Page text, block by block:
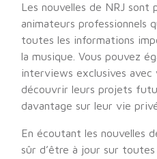
Les nouvelles de NRJ sont
animateurs professionnels
toutes les informations
la musique. Vous pouvez
interviews exclusives avec
découvrir leurs projets
davantage sur leur vie
En écoutant les nouvelles
sûr d’être à jour sur